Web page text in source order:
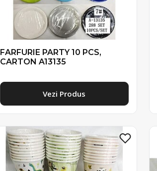
FARFURIE PARTY 10 PCS,
CARTON A13135
Vezi Produs